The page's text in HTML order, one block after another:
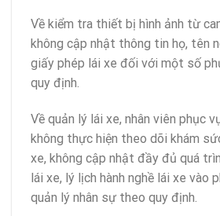
Về kiểm tra thiết bị hình ảnh từ
không cập nhật thông tin họ, tên
giấy phép lái xe đối với một số
quy định.
Về quản lý lái xe, nhân viên phục
không thực hiện theo dõi khám
xe, không cập nhật đầy đủ quá
lái xe, lý lịch hành nghề lái xe vào
quản lý nhân sự theo quy định.